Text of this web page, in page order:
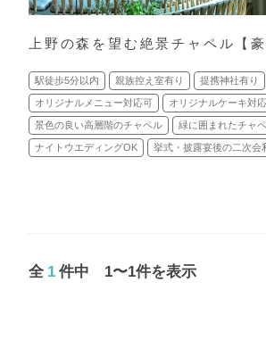
上野の森を望む絶景チャペル【
駅徒歩5分以内 親族控え室有り 提携神社有り
オリジナルメニュー対応可 オリジナルケーキ対
景色の良い高層階のチャペル 緑に囲まれたチャ
ナイトウエディングOK 挙式・披露宴後の二次会
全 1 件中 1〜1件を表示